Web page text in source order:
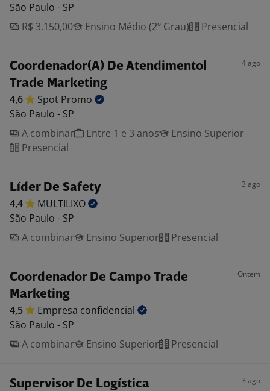
São Paulo - SP
R$ 3.150,00
Ensino Médio (2º Grau) Presencial
Coordenador(A) De Atendimento|
Trade Marketing
4 ago
4,6 Spot Promo
São Paulo - SP
A combinar
Entre 1 e 3 anos
Ensino Superior
Presencial
Líder De Safety 3 ago
4,4
MULTILIXO
São Paulo - SP
A combinar
Ensino Superior Presencial
Coordenador De Campo Trade
Marketing
Ontem
4,5 Empresa confidencial
São Paulo - SP
A combinar
Ensino Superior Presencial
Supervisor De Logística 3 ago